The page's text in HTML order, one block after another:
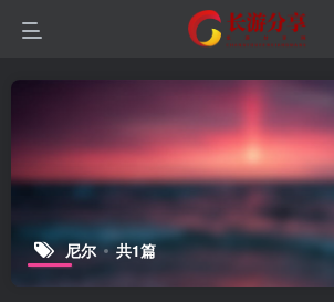
尼尔 共1篇